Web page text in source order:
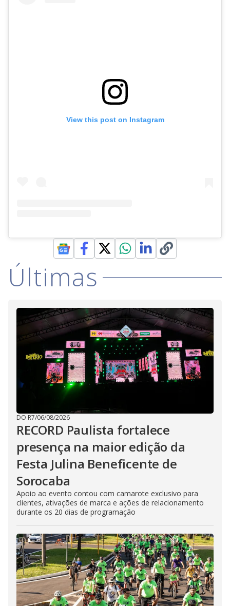
View this post on Instagram
Últimas
DO R7/06/08/2026
RECORD Paulista fortalece
presença na maior edição da
Festa Julina Beneficente de
Sorocaba
Apoio ao evento contou com camarote exclusivo para
clientes, ativações de marca e ações de relacionamento
durante os 20 dias de programação